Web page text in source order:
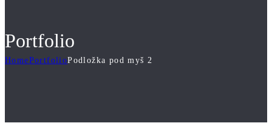
Portfolio
HomePortfolioPodložka pod myš 2